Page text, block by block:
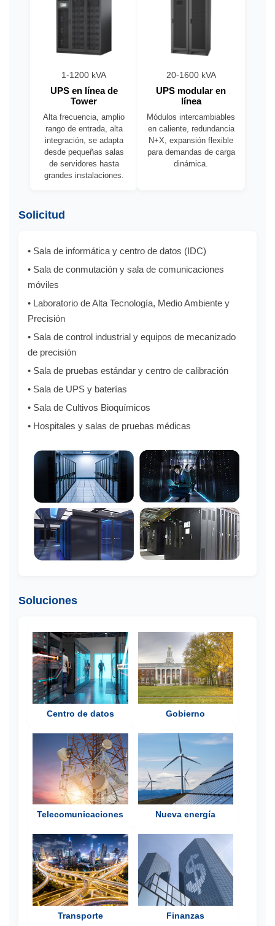
1-1200 kVA
UPS en línea de
Tower
Alta frecuencia, amplio
rango de entrada, alta
integración, se adapta
desde pequeñas salas
de servidores hasta
grandes instalaciones.
20-1600 kVA
UPS modular en
línea
Módulos intercambiables
en caliente, redundancia
N+X, expansión flexible
para demandas de carga
dinámica.
Solicitud
• Sala de informática y centro de datos (IDC)
• Sala de conmutación y sala de comunicaciones
móviles
• Laboratorio de Alta Tecnología, Medio Ambiente y
Precisión
• Sala de control industrial y equipos de mecanizado
de precisión
• Sala de pruebas estándar y centro de calibración
• Sala de UPS y baterías
• Sala de Cultivos Bioquímicos
• Hospitales y salas de pruebas médicas
Soluciones
Centro de datos Gobierno
Telecomunicaciones Nueva energía
Transporte Finanzas